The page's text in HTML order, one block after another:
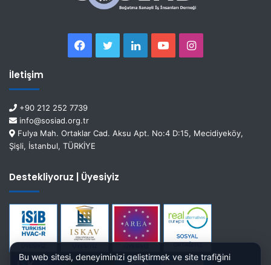
İletişim
+90 212 252 7739
info@sosiad.org.tr
Fulya Mah. Ortaklar Cad. Aksu Apt. No:4 D:15, Mecidiyeköy,
Şişli, İstanbul, TÜRKİYE
Destekliyoruz | Üyesiyiz
Bu web sitesi, deneyiminizi geliştirmek ve site trafiğini